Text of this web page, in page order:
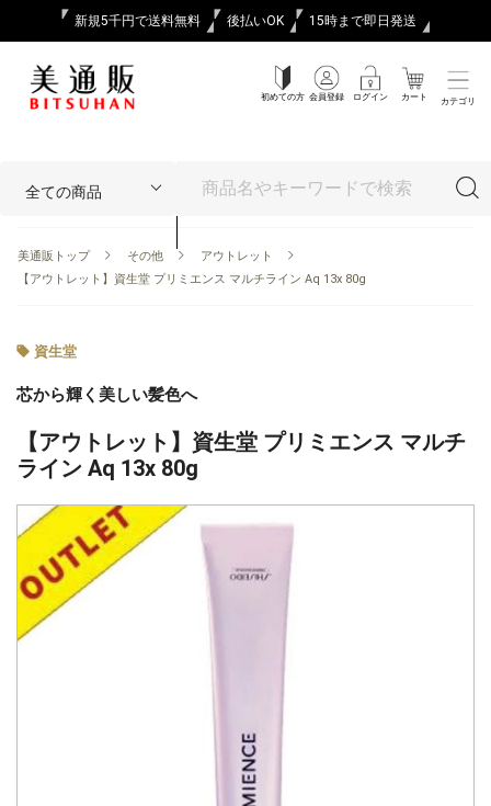
新規5千円で送料無料 後払いOK 15時まで即日発送
初めての方 会員登録 ログイン カート カテゴリ
美通販トップ その他
アウトレット
【アウトレット】資生堂 プリミエンス マルチライン Aq 13x 80g
資生堂
芯から輝く美しい髪色へ
【アウトレット】資生堂 プリミエンス マルチ
ライン Aq 13x 80g